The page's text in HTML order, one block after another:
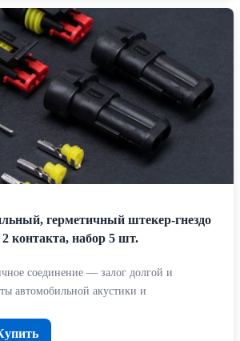
герметичный штекер-гнездо
2 контакта, набор 5 шт.
соединение — залог долгой и
автомобильной акустики и